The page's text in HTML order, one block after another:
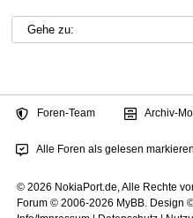
Foren-Team Archiv-
Alle Foren als gelesen markieren
© 2026 NokiaPort.de, Alle Rechte
Forum © 2006-2026 MyBB
Design